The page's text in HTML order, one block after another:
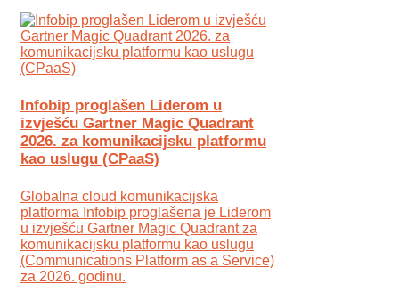
Infobip proglašen Liderom u
izvješću Gartner Magic Quadrant
2026. za komunikacijsku platformu
kao uslugu (CPaaS)
Globalna cloud komunikacijska
platforma Infobip proglašena je Liderom
u izvješću Gartner Magic Quadrant za
komunikacijsku platformu kao uslugu
(Communications Platform as a Service)
za 2026. godinu.